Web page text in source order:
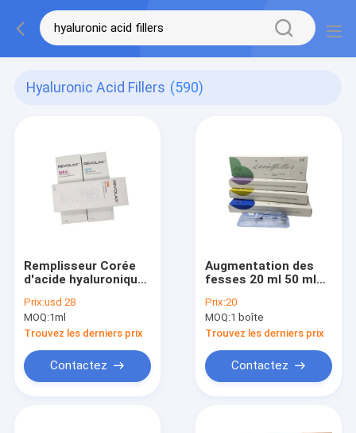
Hyaluronic Acid Fillers (590)
Remplisseur Corée
d'acide hyaluronique
sous-q profond fin
Prix:usd 28
MOQ:1ml
Trouvez les derniers prix
Contactez
Augmentation des
fesses 20 ml 50 ml
Hyaluronic Acid Filler
Pour l'
agrandissement du
sein Prix de l'
injection du sein
Prix:20
MOQ:1 boîte
Trouvez les derniers prix
Contactez